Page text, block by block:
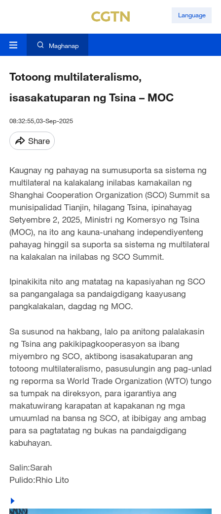
Language
Maghanap
Totoong multilateralismo,
isasakatuparan ng Tsina – MOC
08:32:55,03-Sep-2025
Share
Kaugnay ng pahayag na sumusuporta sa sistema ng
multilateral na kalakalang inilabas kamakailan ng
Shanghai Cooperation Organization (SCO) Summit sa
munisipalidad Tianjin, hilagang Tsina, ipinahayag
Setyembre 2, 2025, Ministri ng Komersyo ng Tsina
(MOC), na ito ang kauna-unahang independiyenteng
pahayag hinggil sa suporta sa sistema ng multilateral
na kalakalan na inilabas ng SCO Summit.
Ipinakikita nito ang matatag na kapasiyahan ng SCO
sa pangangalaga sa pandaigdigang kaayusang
pangkalakalan, dagdag ng MOC.
Sa susunod na hakbang, lalo pa anitong palalakasin
ng Tsina ang pakikipagkooperasyon sa ibang
miyembro ng SCO, aktibong isasakatuparan ang
totoong multilateralismo, pasusulungin ang pag-unlad
ng reporma sa World Trade Organization (WTO) tungo
sa tumpak na direksyon, para igarantiya ang
makatuwirang karapatan at kapakanan ng mga
umuumlad na bansa ng SCO, at ibibigay ang ambag
para sa pagtatatag ng bukas na pandaigdigang
kabuhayan.
Salin:Sarah
Pulido:Rhio Lito